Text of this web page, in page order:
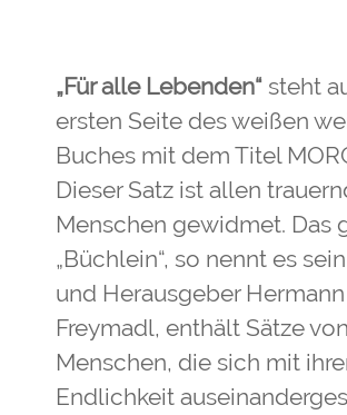
„Für alle Lebenden“ steht
ersten Seite des weißen
Buches mit dem Titel
Dieser Satz ist allen
Menschen gewidmet. Das
„Büchlein“, so nennt es
und Herausgeber Hermann
Freymadl, enthält Sätze von
Menschen, die sich mit
Endlichkeit